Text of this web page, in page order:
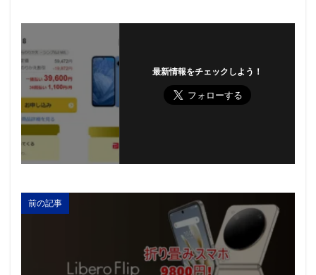
最新情報をチェックしよう！
前の記事